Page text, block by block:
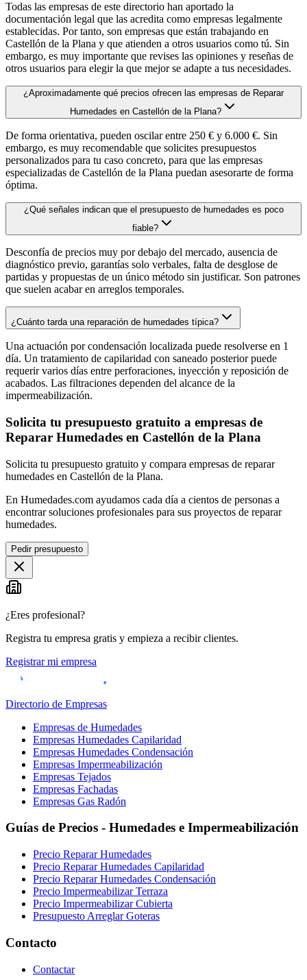
Todas las empresas de este directorio han aportado la
documentación legal que las acredita como empresas legalmente
establecidas. Por tanto, son empresas que están trabajando en
Castellón de la Plana y que atienden a otros usuarios como tú. Sin
embargo, es muy importante que revises las opiniones y reseñas de
otros usuarios para elegir la que mejor se adapte a tus necesidades.
¿Aproximadamente qué precios ofrecen las empresas de Reparar
Humedades en Castellón de la Plana?
De forma orientativa, pueden oscilar entre 250 € y 6.000 €. Sin
embargo, es muy recomendable que solicites presupuestos
personalizados para tu caso concreto, para que las empresas
especializadas de Castellón de la Plana puedan asesorarte de forma
óptima.
¿Qué señales indican que el presupuesto de humedades es poco
fiable?
Desconfía de precios muy por debajo del mercado, ausencia de
diagnóstico previo, garantías solo verbales, falta de desglose de
partidas y propuestas de un único método sin justificar. Son patrones
que suelen acabar en arreglos temporales.
¿Cuánto tarda una reparación de humedades típica?
Una actuación por condensación localizada puede resolverse en 1
día. Un tratamiento de capilaridad con saneado posterior puede
requerir varios días entre perforaciones, inyección y reposición de
acabados. Las filtraciones dependen del alcance de la
impermeabilización.
Solicita tu presupuesto gratuito a empresas de
Reparar Humedades en Castellón de la Plana
Solicita tu presupuesto gratuito y compara empresas de reparar
humedades en Castellón de la Plana.
En Humedades.com ayudamos cada día a cientos de personas a
encontrar soluciones profesionales para sus proyectos de reparar
humedades.
Pedir presupuesto
¿Eres profesional?
Registra tu empresa gratis y empieza a recibir clientes.
Registrar mi empresa
Directorio de Empresas
Empresas de Humedades
Empresas Humedades Capilaridad
Empresas Humedades Condensación
Empresas Impermeabilización
Empresas Tejados
Empresas Fachadas
Empresas Gas Radón
Guías de Precios - Humedades e Impermeabilización
Precio Reparar Humedades
Precio Reparar Humedades Capilaridad
Precio Reparar Humedades Condensación
Precio Impermeabilizar Terraza
Precio Impermeabilizar Cubierta
Presupuesto Arreglar Goteras
Contacto
Contactar